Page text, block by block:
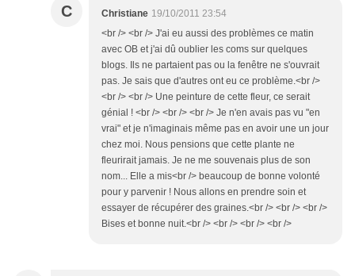
C Christiane 19/10/2011 23:54
<br /> <br /> J'ai eu aussi des problèmes ce matin
avec OB et j'ai dû oublier les coms sur quelques
blogs. Ils ne partaient pas ou la fenêtre ne s'ouvrait
pas. Je sais que d'autres ont eu ce problème.<br />
<br /> <br /> Une peinture de cette fleur, ce serait
génial ! <br /> <br /> <br /> Je n'en avais pas vu "en
vrai" et je n'imaginais même pas en avoir une un jour
chez moi. Nous pensions que cette plante ne
fleurirait jamais. Je ne me souvenais plus de son
nom... Elle a mis<br /> beaucoup de bonne volonté
pour y parvenir ! Nous allons en prendre soin et
essayer de récupérer des graines.<br /> <br /> <br />
Bises et bonne nuit.<br /> <br /> <br /> <br />